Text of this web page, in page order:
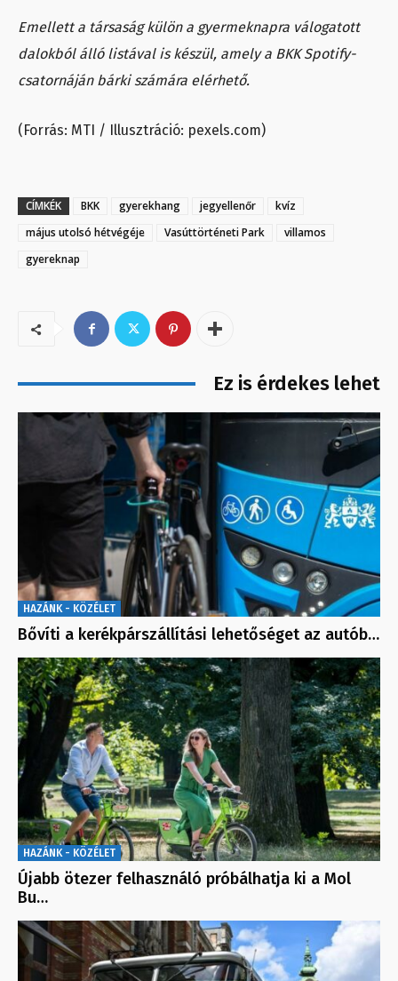
Emellett a társaság külön a gyermeknapra válogatott
dalokból álló listával is készül, amely a BKK Spotify-
csatornáján bárki számára elérhető.
(Forrás: MTI / Illusztráció: pexels.com)
CÍMKÉK BKK gyerekhang jegyellenőr
kvíz
május utolsó hétvégéje
Vasúttörténeti Park
villamos
gyereknap
Ez is érdekes lehet
HAZÁNK - KÖZÉLET
Bővíti a kerékpárszállítási lehetőséget az autób…
HAZÁNK - KÖZÉLET
Újabb ötezer felhasználó próbálhatja ki a Mol
Bu…